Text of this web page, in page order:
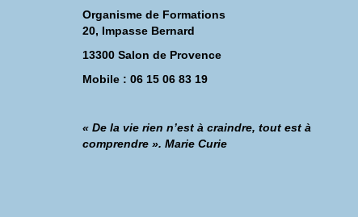
Organisme de Formations
20, Impasse Bernard
13300 Salon de Provence
Mobile : 06 15 06 83 19
« De la vie rien n’est à craindre, tout est à
comprendre ». Marie Curie